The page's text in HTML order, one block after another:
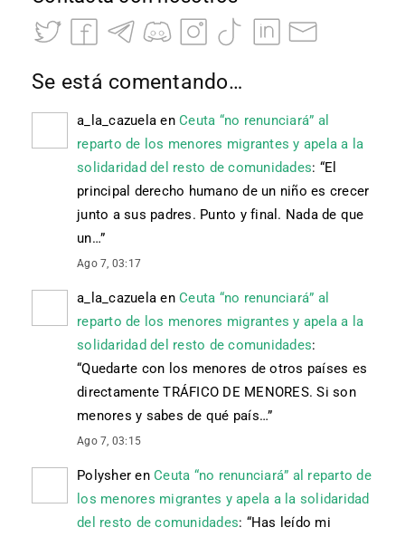
Se está comentando…
a_la_cazuela en Ceuta “no renunciará” al
reparto de los menores migrantes y apela a la
solidaridad del resto de comunidades: “El
principal derecho humano de un niño es crecer
junto a sus padres. Punto y final. Nada de que
un…”
Ago 7, 03:17
a_la_cazuela en Ceuta “no renunciará” al
reparto de los menores migrantes y apela a la
solidaridad del resto de comunidades:
“Quedarte con los menores de otros países es
directamente TRÁFICO DE MENORES. Si son
menores y sabes de qué país…”
Ago 7, 03:15
Polysher en Ceuta “no renunciará” al reparto de
los menores migrantes y apela a la solidaridad
del resto de comunidades: “Has leído mi